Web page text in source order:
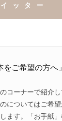
ッター
をご希望の方へ」
コーナーで紹介
についてはご希望
ます。「お手紙